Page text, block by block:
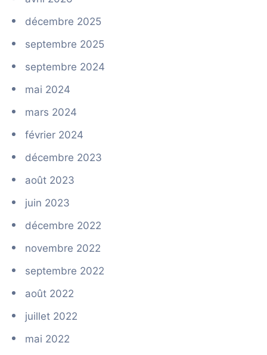
décembre 2025
septembre 2025
septembre 2024
mai 2024
mars 2024
février 2024
décembre 2023
août 2023
juin 2023
décembre 2022
novembre 2022
septembre 2022
août 2022
juillet 2022
mai 2022